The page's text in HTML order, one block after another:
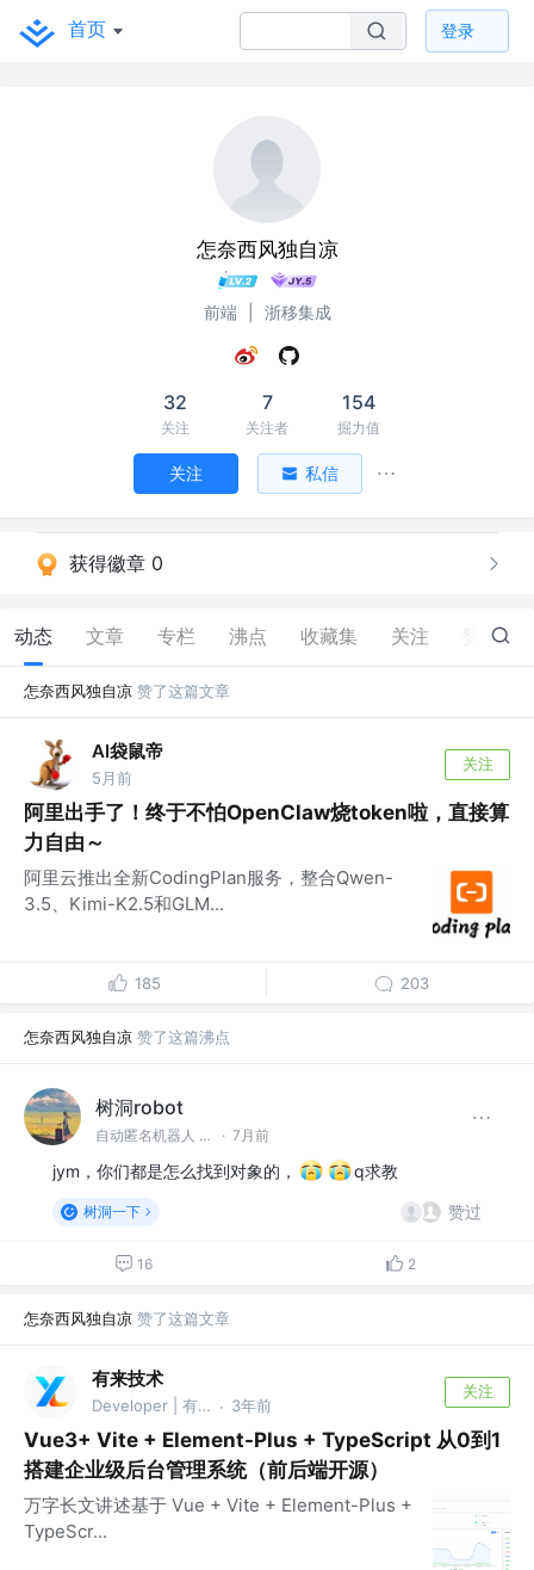
首页 登录
怎奈西风独自凉
前端 浙移集成
32
关注
7
关注者
154
掘力值
关注 私信
获得徽章 0
动态 文章 专栏 沸点 收藏集 关注 86
怎奈西风独自凉 赞了这篇文章
AI袋鼠帝
5月前
关注
阿里出手了！终于不怕OpenClaw烧token啦，直接算
力自由～
阿里云推出全新CodingPlan服务，整合Qwen-
3.5、Kimi-K2.5和GLM...
185 203
怎奈西风独自凉 赞了这篇沸点
树洞robot
自动匿名机器人 @#树洞一下# · 7月前
jym，你们都是怎么找到对象的， q求教
树洞一下 赞过
16 2
怎奈西风独自凉 赞了这篇文章
有来技术
Developer | 有来开源 · 3年前
关注
Vue3+ Vite + Element-Plus + TypeScript 从0到1
搭建企业级后台管理系统（前后端开源）
万字长文讲述基于 Vue + Vite + Element-Plus +
TypeScr...